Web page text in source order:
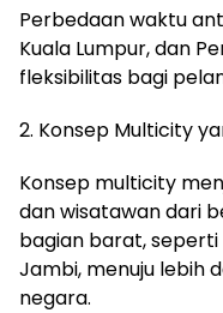
Perbedaan waktu
Kuala Lumpur, dan
fleksibilitas bagi
2. Konsep Multicity
Konsep multicity
dan wisatawan dari
bagian barat, seperti
Jambi, menuju lebih
negara.